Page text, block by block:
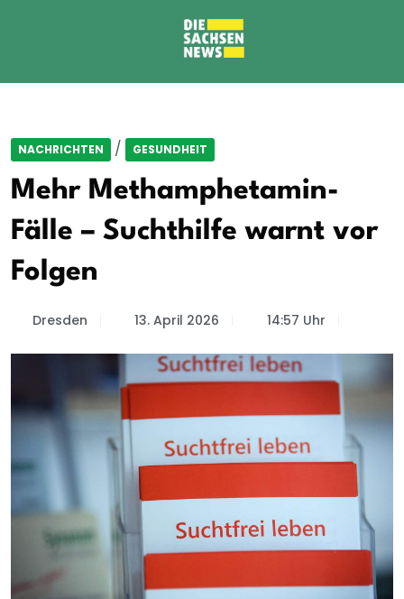
NACHRICHTEN / GESUNDHEIT
Mehr Methamphetamin-
Fälle – Suchthilfe warnt vor
Folgen
Dresden 13. April 2026 14:57 Uhr